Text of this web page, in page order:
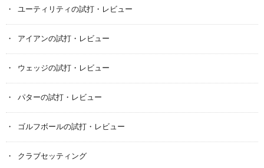
ユーティリティの試打・レビュー
アイアンの試打・レビュー
ウェッジの試打・レビュー
パターの試打・レビュー
ゴルフボールの試打・レビュー
クラブセッティング